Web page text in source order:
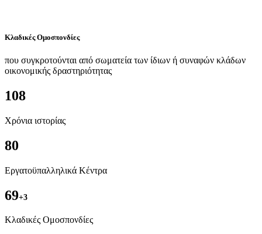
Κλαδικές Ομοσπονδίες
που συγκροτούνται από σωματεία των ίδιων ή συναφών κλάδων
οικονομικής δραστηριότητας
108
Χρόνια ιστορίας
80
Εργατοϋπαλληλικά Κέντρα
69+3
Kλαδικές Ομοσπονδίες